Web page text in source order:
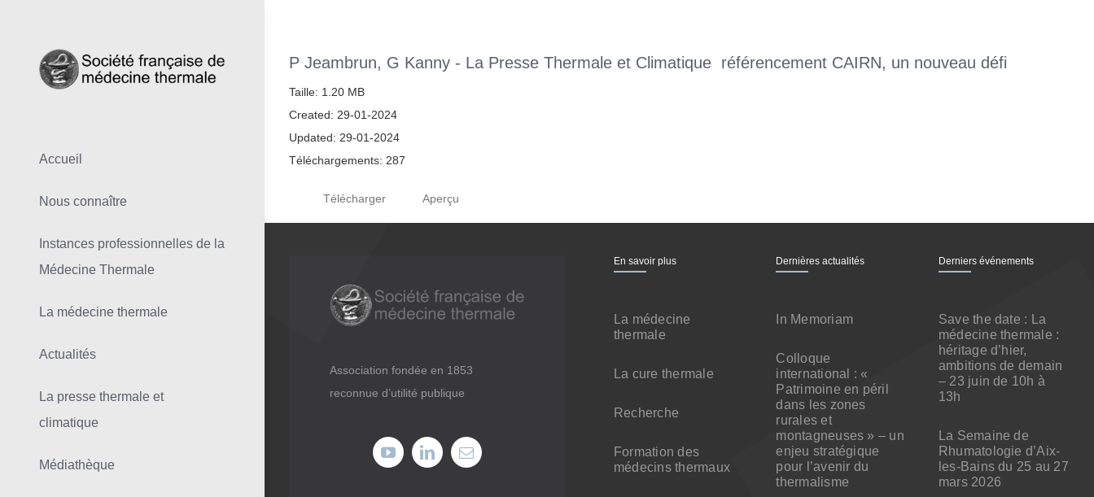
Accueil
Nous connaître
Instances professionnelles de la
Médecine Thermale
La médecine thermale
Actualités
La presse thermale et
climatique
Médiathèque
P Jeambrun, G Kanny - La Presse Thermale et Climatique référencement CAIRN, un nouveau défi
Taille: 1.20 MB
Created: 29-01-2024
Updated: 29-01-2024
Téléchargements: 287
Télécharger Aperçu
Association fondée en 1853
reconnue d’utilité publique
En savoir plus
La médecine
thermale
La cure thermale
Recherche
Formation des
médecins thermaux
Dernières actualités
In Memoriam
Colloque
international : «
Patrimoine en péril
dans les zones
rurales et
montagneuses » – un
enjeu stratégique
pour l’avenir du
thermalisme
Derniers événements
Save the date : La
médecine thermale :
héritage d’hier,
ambitions de demain
– 23 juin de 10h à
13h
La Semaine de
Rhumatologie d’Aix-
les-Bains du 25 au 27
mars 2026